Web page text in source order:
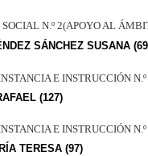
N.º 2(APOYO AL
SÁNCHEZ SUSANA
E INSTRUCCIÓN
(127)
E INSTRUCCIÓN
TERESA (97)